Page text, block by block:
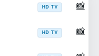
HD TV 📸
HD TV 📸